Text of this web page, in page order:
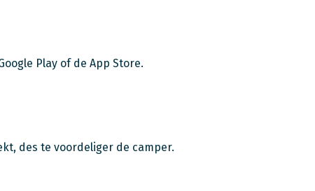
Play of de App Store.
des te voordeliger de camper.